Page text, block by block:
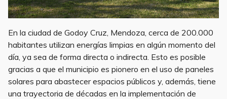
En la ciudad de Godoy Cruz, Mendoza, cerca de 200.000
habitantes utilizan energías limpias en algún momento del
día, ya sea de forma directa o indirecta. Esto es posible
gracias a que el municipio es pionero en el uso de paneles
solares para abastecer espacios públicos y, además, tiene
una trayectoria de décadas en la implementación de